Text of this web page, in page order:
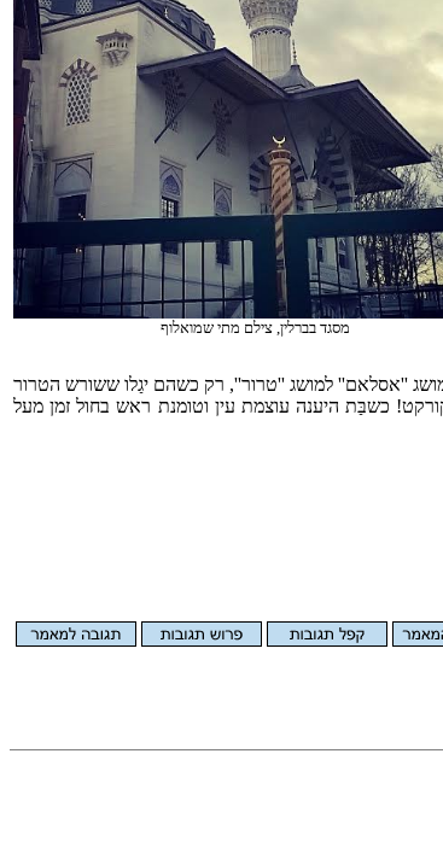
מסגד בברלין, צילם מתי שמואלוף
''אסלאם'' למושג ''טרור'', רק כשהם יגַלו ששורש הטרור
כשבַּת היענה עוצמת עין וטומנת ראש בחול זמן מעל